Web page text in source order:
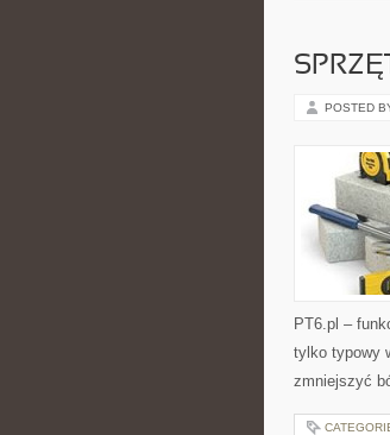
POSTED
PT6.pl –
tylko typowy
zmniejszyć